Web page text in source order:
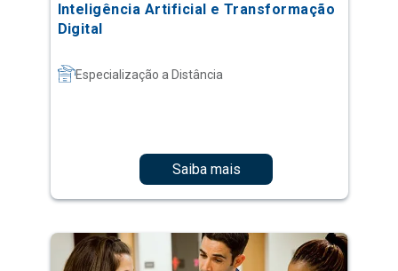
Inteligência Artificial e Transformação
Digital
Especialização a Distância
Saiba mais